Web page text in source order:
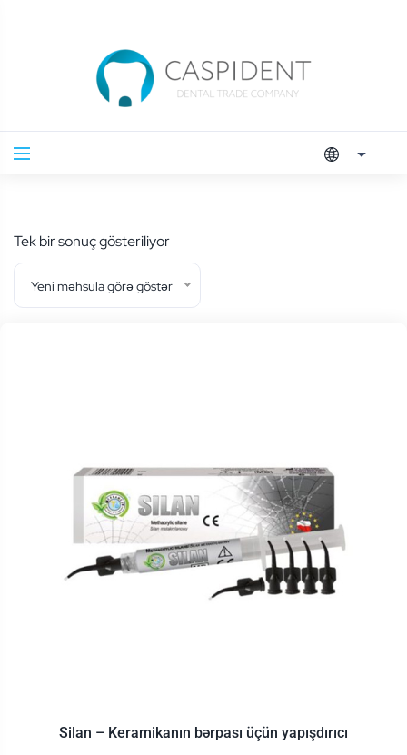
Tek bir sonuç gösteriliyor
Yeni məhsula görə göstər
Silan – Keramikanın bərpası üçün yapışdırıcı